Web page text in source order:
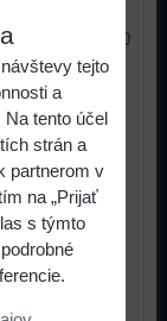
účinok.
až do +700
tejto
a
tento účel
strán a
partnerom v
na „Prijať
s týmto